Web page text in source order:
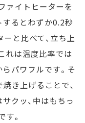
ァイトヒーターを
するとわずか0.2秒
と比べて、立ち上
れは温度比率では
パワフルです。そ
き上げることで、
クッ、中はもちっ
。